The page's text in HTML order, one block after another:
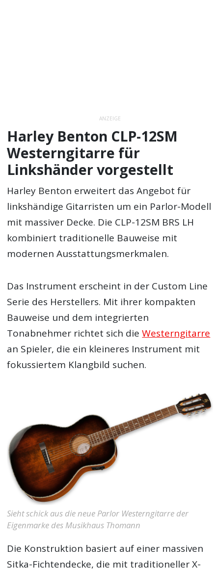
ANZEIGE
Harley Benton CLP-12SM
Westerngitarre für
Linkshänder vorgestellt
Harley Benton erweitert das Angebot für
linkshändige Gitarristen um ein Parlor-Modell
mit massiver Decke. Die CLP-12SM BRS LH
kombiniert traditionelle Bauweise mit
modernen Ausstattungsmerkmalen.
Das Instrument erscheint in der Custom Line
Serie des Herstellers. Mit ihrer kompakten
Bauweise und dem integrierten
Tonabnehmer richtet sich dieWesterngitarre
an Spieler, die ein kleineres Instrument mit
fokussiertem Klangbild suchen.
Sieht schick aus die neue Parlor Westerngitarre der
Eigenmarke des Musikhaus Thomann
Die Konstruktion basiert auf einer massiven
Sitka-Fichtendecke, die mit traditioneller X-